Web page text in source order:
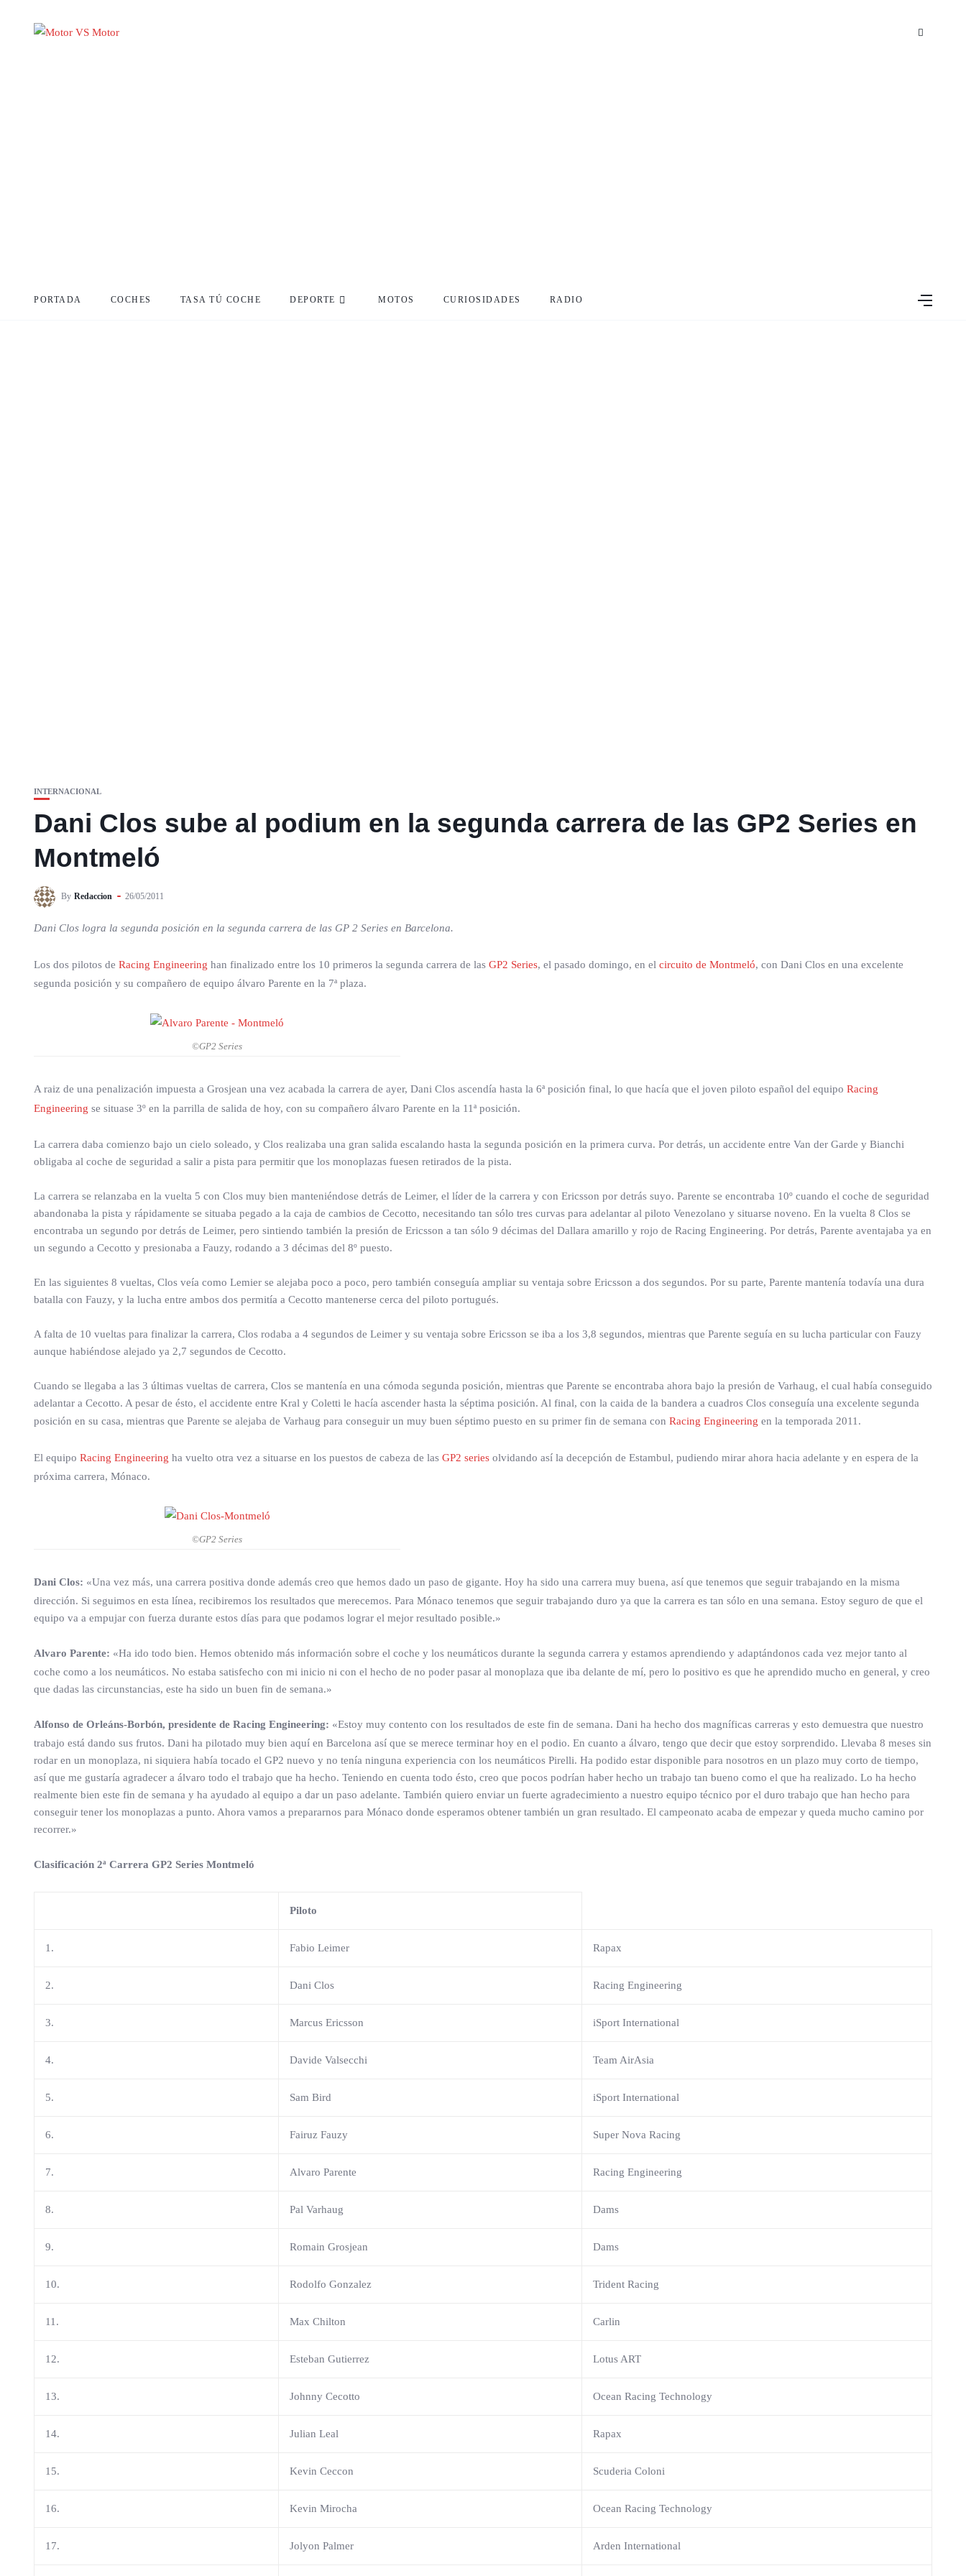
PORTADA COCHES TASA TÚ COCHE DEPORTE MOTOS CURIOSIDADES RADIO
INTERNACIONAL
Dani Clos sube al podium en la segunda carrera de las GP2 Series en
Montmeló
By Redaccion 26/05/2011
Dani Clos logra la segunda posición en la segunda carrera de las GP 2 Series en Barcelona.
Los dos pilotos de Racing Engineering han finalizado entre los 10 primeros la segunda carrera de las GP2 Series, el pasado domingo, en el circuito de Montmeló, con Dani Clos en una excelente
segunda posición y su compañero de equipo álvaro Parente en la 7ª plaza.
©GP2 Series
A raiz de una penalización impuesta a Grosjean una vez acabada la carrera de ayer, Dani Clos ascendía hasta la 6ª posición final, lo que hacía que el joven piloto español del equipo Racing
Engineering se situase 3º en la parrilla de salida de hoy, con su compañero álvaro Parente en la 11ª posición.
La carrera daba comienzo bajo un cielo soleado, y Clos realizaba una gran salida escalando hasta la segunda posición en la primera curva. Por detrás, un accidente entre Van der Garde y Bianchi
obligaba al coche de seguridad a salir a pista para permitir que los monoplazas fuesen retirados de la pista.
La carrera se relanzaba en la vuelta 5 con Clos muy bien manteniéndose detrás de Leimer, el líder de la carrera y con Ericsson por detrás suyo. Parente se encontraba 10º cuando el coche de seguridad
abandonaba la pista y rápidamente se situaba pegado a la caja de cambios de Cecotto, necesitando tan sólo tres curvas para adelantar al piloto Venezolano y situarse noveno. En la vuelta 8 Clos se
encontraba un segundo por detrás de Leimer, pero sintiendo también la presión de Ericsson a tan sólo 9 décimas del Dallara amarillo y rojo de Racing Engineering. Por detrás, Parente aventajaba ya en
un segundo a Cecotto y presionaba a Fauzy, rodando a 3 décimas del 8º puesto.
En las siguientes 8 vueltas, Clos veía como Lemier se alejaba poco a poco, pero también conseguía ampliar su ventaja sobre Ericsson a dos segundos. Por su parte, Parente mantenía todavía una dura
batalla con Fauzy, y la lucha entre ambos dos permitía a Cecotto mantenerse cerca del piloto portugués.
A falta de 10 vueltas para finalizar la carrera, Clos rodaba a 4 segundos de Leimer y su ventaja sobre Ericsson se iba a los 3,8 segundos, mientras que Parente seguía en su lucha particular con Fauzy
aunque habiéndose alejado ya 2,7 segundos de Cecotto.
Cuando se llegaba a las 3 últimas vueltas de carrera, Clos se mantenía en una cómoda segunda posición, mientras que Parente se encontraba ahora bajo la presión de Varhaug, el cual había conseguido
adelantar a Cecotto. A pesar de ésto, el accidente entre Kral y Coletti le hacía ascender hasta la séptima posición. Al final, con la caida de la bandera a cuadros Clos conseguía una excelente segunda
posición en su casa, mientras que Parente se alejaba de Varhaug para conseguir un muy buen séptimo puesto en su primer fin de semana con Racing Engineering en la temporada 2011.
El equipo Racing Engineering ha vuelto otra vez a situarse en los puestos de cabeza de las GP2 series olvidando así la decepción de Estambul, pudiendo mirar ahora hacia adelante y en espera de la
próxima carrera, Mónaco.
©GP2 Series
Dani Clos: «Una vez más, una carrera positiva donde además creo que hemos dado un paso de gigante. Hoy ha sido una carrera muy buena, así que tenemos que seguir trabajando en la misma
dirección. Si seguimos en esta línea, recibiremos los resultados que merecemos. Para Mónaco tenemos que seguir trabajando duro ya que la carrera es tan sólo en una semana. Estoy seguro de que el
equipo va a empujar con fuerza durante estos días para que podamos lograr el mejor resultado posible.»
Alvaro Parente: «Ha ido todo bien. Hemos obtenido más información sobre el coche y los neumáticos durante la segunda carrera y estamos aprendiendo y adaptándonos cada vez mejor tanto al
coche como a los neumáticos. No estaba satisfecho con mi inicio ni con el hecho de no poder pasar al monoplaza que iba delante de mí, pero lo positivo es que he aprendido mucho en general, y creo
que dadas las circunstancias, este ha sido un buen fin de semana.»
Alfonso de Orleáns-Borbón, presidente de Racing Engineering: «Estoy muy contento con los resultados de este fin de semana. Dani ha hecho dos magníficas carreras y esto demuestra que nuestro
trabajo está dando sus frutos. Dani ha pilotado muy bien aquí en Barcelona así que se merece terminar hoy en el podio. En cuanto a álvaro, tengo que decir que estoy sorprendido. Llevaba 8 meses sin
rodar en un monoplaza, ni siquiera había tocado el GP2 nuevo y no tenía ninguna experiencia con los neumáticos Pirelli. Ha podido estar disponible para nosotros en un plazo muy corto de tiempo,
así que me gustaría agradecer a álvaro todo el trabajo que ha hecho. Teniendo en cuenta todo ésto, creo que pocos podrían haber hecho un trabajo tan bueno como el que ha realizado. Lo ha hecho
realmente bien este fin de semana y ha ayudado al equipo a dar un paso adelante. También quiero enviar un fuerte agradecimiento a nuestro equipo técnico por el duro trabajo que han hecho para
conseguir tener los monoplazas a punto. Ahora vamos a prepararnos para Mónaco donde esperamos obtener también un gran resultado. El campeonato acaba de empezar y queda mucho camino por
recorrer.»
Clasificación 2ª Carrera GP2 Series Montmeló
Piloto
1. Fabio Leimer Rapax
2. Dani Clos Racing Engineering
3. Marcus Ericsson iSport International
4. Davide Valsecchi Team AirAsia
5. Sam Bird iSport International
6. Fairuz Fauzy Super Nova Racing
7. Alvaro Parente Racing Engineering
8. Pal Varhaug Dams
9. Romain Grosjean Dams
10. Rodolfo Gonzalez Trident Racing
11. Max Chilton Carlin
12. Esteban Gutierrez Lotus ART
13. Johnny Cecotto Ocean Racing Technology
14. Julian Leal Rapax
15. Kevin Ceccon Scuderia Coloni
16. Kevin Mirocha Ocean Racing Technology
17. Jolyon Palmer Arden International